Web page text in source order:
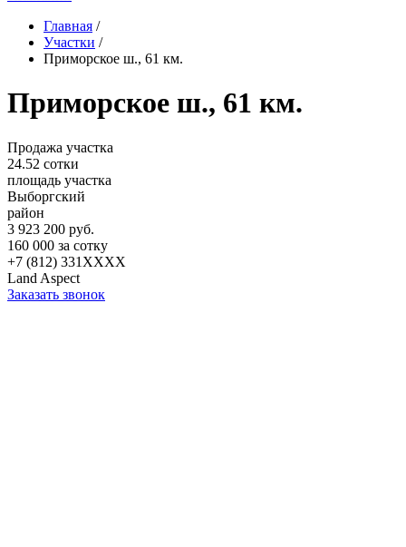
Главная /
Участки /
Приморское ш., 61 км.
Приморское ш., 61 км.
Продажа участка
24.52 сотки
площадь участка
Выборгский
район
3 923 200 руб.
160 000 за сотку
+7 (812) 331XXXX
Land Aspect
Заказать звонок